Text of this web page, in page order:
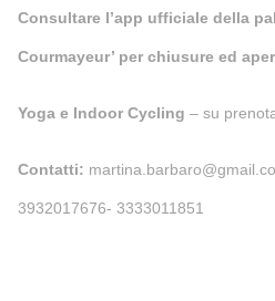
Consultare l’app ufficiale della
Courmayeur’ per chiusure ed
Yoga e Indoor Cycling – su
Contatti:
3932017676- 3333011851